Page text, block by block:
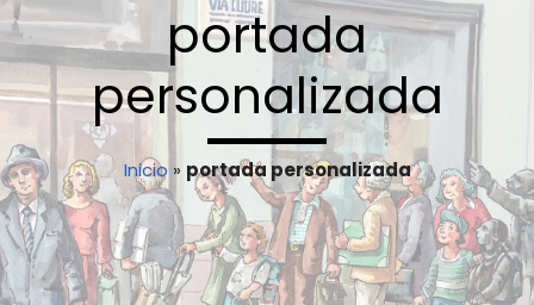
Nuestros Productos
Servicios
Contacto
Contactar
portada
personalizada
Inicio » portada personalizada